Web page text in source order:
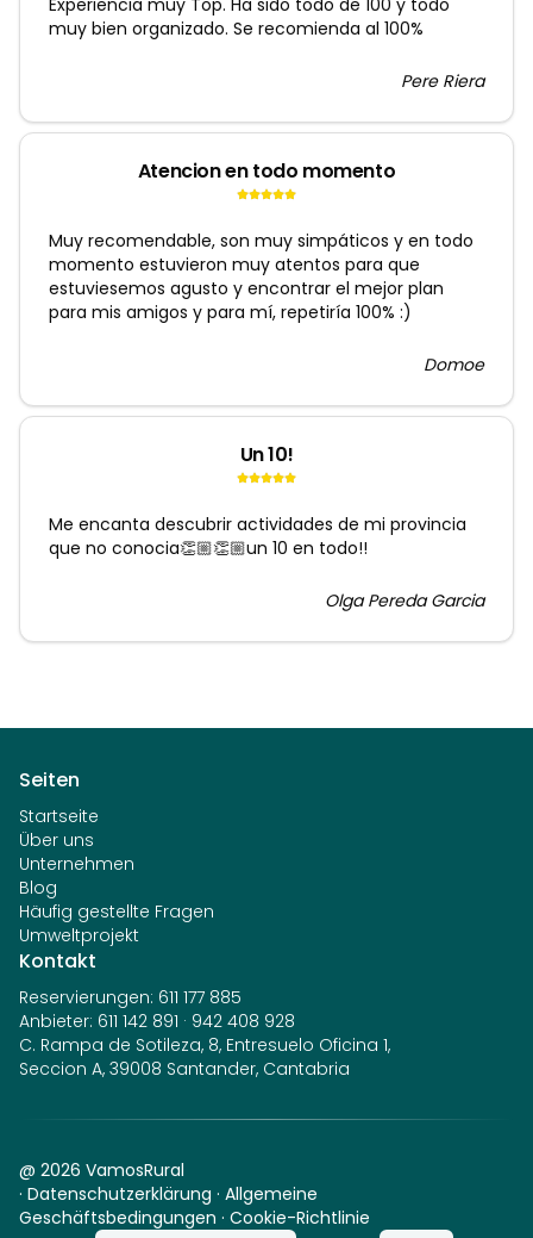
Experiencia muy Top. Ha sido todo de 100 y todo
muy bien organizado. Se recomienda al 100%
Pere Riera
Atencion en todo momento
Muy recomendable, son muy simpáticos y en todo
momento estuvieron muy atentos para que
estuviesemos agusto y encontrar el mejor plan
para mis amigos y para mí, repetiría 100% :)
Domoe
Un 10!
Me encanta descubrir actividades de mi provincia
que no conocia👏🏼👏🏼un 10 en todo!!
Olga Pereda Garcia
Seiten
Startseite
Über uns
Unternehmen
Blog
Häufig gestellte Fragen
Umweltprojekt
Kontakt
Reservierungen: 611 177 885
Anbieter: 611 142 891 · 942 408 928
C. Rampa de Sotileza, 8, Entresuelo Oficina 1,
Seccion A, 39008 Santander, Cantabria
@ 2026 VamosRural
· Datenschutzerklärung · Allgemeine
Geschäftsbedingungen · Cookie-Richtlinie